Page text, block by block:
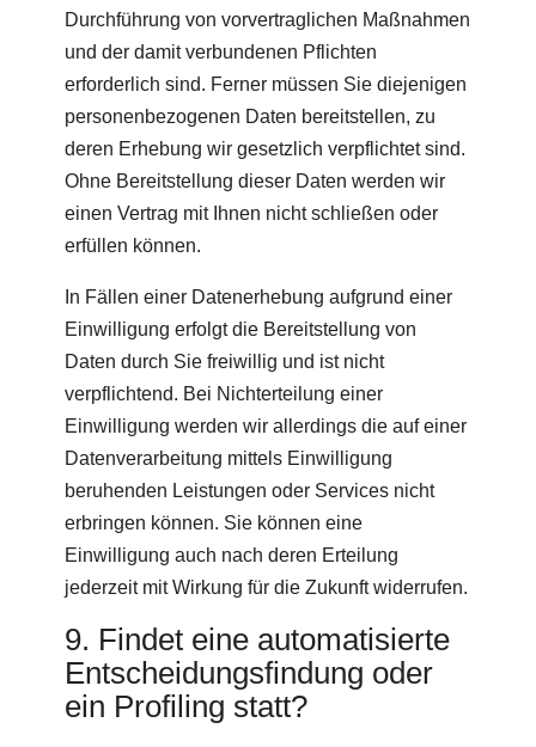
Durchführung von vorvertraglichen Maßnahmen
und der damit verbundenen Pflichten
erforderlich sind. Ferner müssen Sie diejenigen
personenbezogenen Daten bereitstellen, zu
deren Erhebung wir gesetzlich verpflichtet sind.
Ohne Bereitstellung dieser Daten werden wir
einen Vertrag mit Ihnen nicht schließen oder
erfüllen können.
In Fällen einer Datenerhebung aufgrund einer
Einwilligung erfolgt die Bereitstellung von
Daten durch Sie freiwillig und ist nicht
verpflichtend. Bei Nichterteilung einer
Einwilligung werden wir allerdings die auf einer
Datenverarbeitung mittels Einwilligung
beruhenden Leistungen oder Services nicht
erbringen können. Sie können eine
Einwilligung auch nach deren Erteilung
jederzeit mit Wirkung für die Zukunft widerrufen.
9. Findet eine automatisierte
Entscheidungsfindung oder
ein Profiling statt?